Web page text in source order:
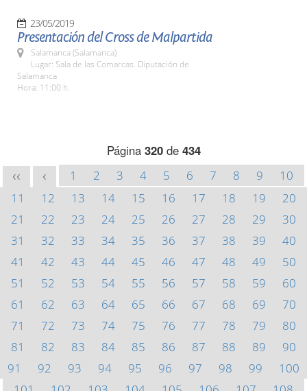
23/05/2019
Presentación del Cross de Malpartida
Salamanca (Salamanca)
Lugar: Sala de las Comarcas. Diputación de
Salamanca
Hora: 11:00 h.
Página 320de 434
<< < 1 2 3 4 5 6 7 8 9
10
11
12 13 14 15 16 17 18 19
20
21
22 23 24 25 26 27 28 29
30
31
32 33 34 35 36 37 38 39
40
41
42 43 44 45 46 47 48 49
50
51
52 53 54 55 56 57 58 59
60
61
62 63 64 65 66 67 68 69
70
71
72 73 74 75 76 77 78 79
80
81
82 83 84 85 86 87 88 89
90
91
92 93 94 95 96 97 98 99
100